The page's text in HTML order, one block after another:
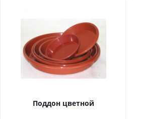
Поддон цветной